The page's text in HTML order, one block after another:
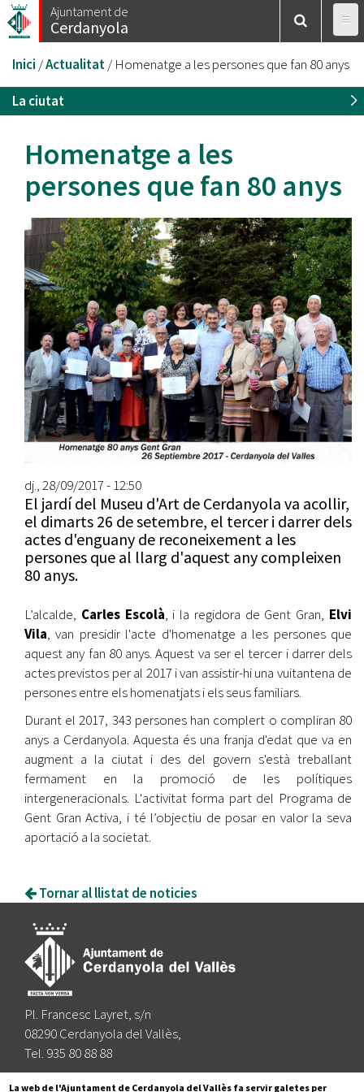
Vés
al
Ajuntament de
Cerdanyola
Esteu
aquí
Inici /Actualitat/ Homenatge a les persones que fan 80 anys
La ciutat
Homenatge a les
persones que fan 80 anys
dj., 28/09/2017 - 12:50
El jardí del Museu d'Art de Cerdanyola va acollir,
el dimarts 26 de setembre, el tercer i darrer dels
actes d'enguany de reconeixement a les
persones que al llarg d'aquest any compleixen
80 anys.
L’alcalde, Carles Escolà, i la regidora de Gent Gran, Elvi
Vila, van presidir l'acte d'homenatge a les persones que
aquest any fan 80 anys. Aquest va ser el tercer i darrer dels
actes previstos per al 2017 i van assistir-hi una vuitantena de
persones entre els homenatjats i els seus familiars.
Durant el 2017, 343 persones han complert o compliran 80
anys a Cerdanyola. Aquesta és una franja d'edat que va en
augment a la ciutat i des del govern s'està treballant
fermament en la promoció de les polítiques
intergeneracionals. L'activitat forma part del Programa de
Gent Gran Activa, i té l’objectiu de posar en valor la seva
aportació a la societat.
Tornar al llistat de noticies
Pl. Francesc Layret, s/n
08290 Cerdanyola del Vallès,
Tel. 935 80 88 88
Segueix-nos a:
La web de l'Ajuntament de Cerdanyola del Vallès fa servir galetes per